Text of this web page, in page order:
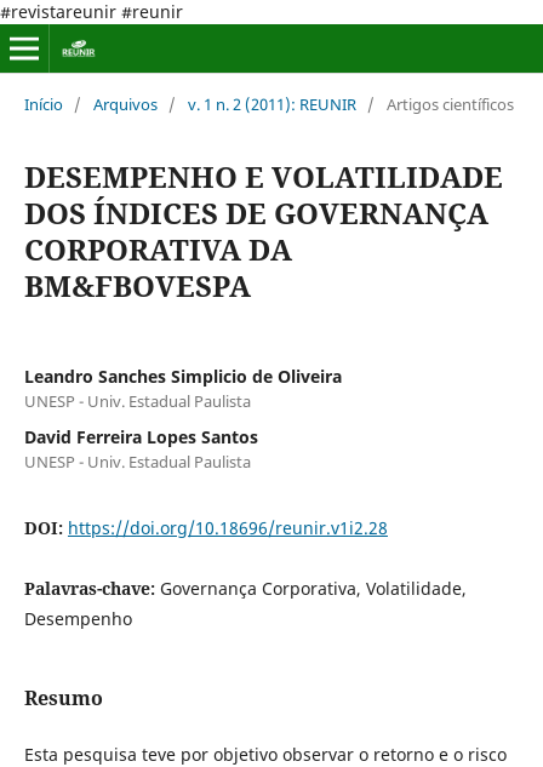
#revistareunir #reunir
Início / Arquivos / v. 1 n. 2 (2011): REUNIR / Artigos científicos
DESEMPENHO E VOLATILIDADE
DOS ÍNDICES DE GOVERNANÇA
CORPORATIVA DA
BM&FBOVESPA
Leandro Sanches Simplicio de Oliveira
UNESP - Univ. Estadual Paulista
David Ferreira Lopes Santos
UNESP - Univ. Estadual Paulista
DOI: https://doi.org/10.18696/reunir.v1i2.28
Palavras-chave: Governança Corporativa, Volatilidade,
Desempenho
Resumo
Esta pesquisa teve por objetivo observar o retorno e o risco